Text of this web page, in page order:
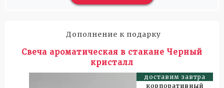
Дополнение к подарку
Свеча ароматическая в стакане Черный
кристалл
доставим завтра
корпоративный